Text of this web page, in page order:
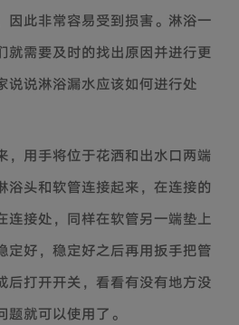
因此非常容易受到损害。淋浴一
就需要及时的找出原因并进行更
说说淋浴漏水应该如何进行处
，用手将位于花洒和出水口两端
浴头和软管连接起来，在连接的
连接处，同样在软管另一端垫上
定好，稳定好之后再用扳手把管
后打开开关，看看有没有地方没
就可以使用了。